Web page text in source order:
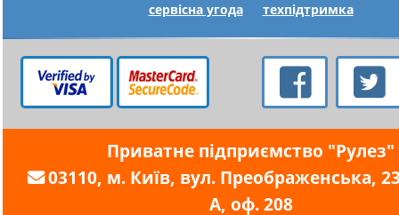
сервісна угода техпідтримка
Приватне підприємство "Рулез"
03110, м. Київ, вул. Преображенська,
А, оф. 208